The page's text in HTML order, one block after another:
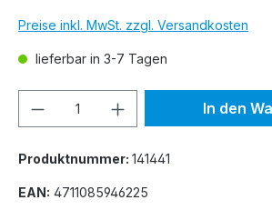
Preise inkl. MwSt. zzgl. Versandkosten
lieferbar in 3-7 Tagen
Produkt Anzahl: GibIn den
Produktnummer: 141441
EAN: 4711085946225